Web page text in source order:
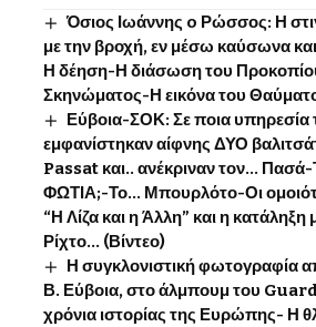
Όσιος Ιωάννης o Ρώσσος: Η
με την βροχή, εν μέσω καύσωνα
Η δέηση-Η διάσωση του Προκοπίου
Σκηνώματος-Η εικόνα του
Εύβοια-ΣΟΚ: Σε ποια υπηρεσία
εμφανίστηκαν αίφνης ΔΥΟ
Passat και.. ανέκριναν τον…
ΦΩΤΙΑ;-Το… Μπουρλότο-Οι
“Η Λίζα και η Άλλη” και η κατάληξη
Ρίχτο… (Βίντεο)
Η συγκλονιστική φωτογραφία
Β. Εύβοια, στο άλμπουμ του
χρόνια ιστορίας της Ευρώπης- Η